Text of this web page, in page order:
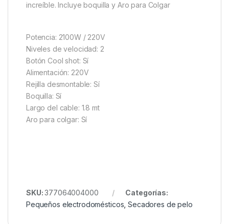
increíble. Incluye boquilla y Aro para Colgar
Potencia: 2100W / 220V
Niveles de velocidad: 2
Botón Cool shot: Sí
Alimentación: 220V
Rejilla desmontable: Sí
Boquilla: Sí
Largo del cable: 1.8 mt
Aro para colgar: Sí
SKU:377064004000
Categorías:
Pequeños electrodomésticos ,Secadores de pelo